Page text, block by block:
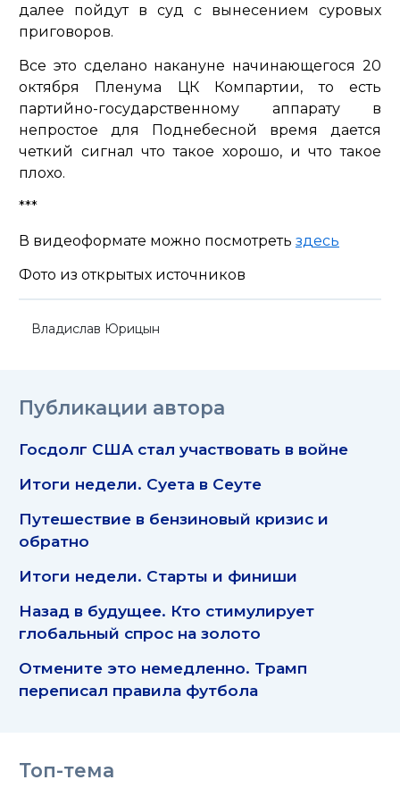
далее пойдут в суд с вынесением суровых
приговоров.
Все это сделано накануне начинающегося 20
октября Пленума ЦК Компартии, то есть
партийно-государственному аппарату в
непростое для Поднебесной время дается
четкий сигнал что такое хорошо, и что такое
плохо.
***
В видеоформате можно посмотреть здесь
Фото из открытых источников
Владислав Юрицын
Публикации автора
Госдолг США стал участвовать в войне
Итоги недели. Суета в Сеуте
Путешествие в бензиновый кризис и
обратно
Итоги недели. Старты и финиши
Назад в будущее. Кто стимулирует
глобальный спрос на золото
Отмените это немедленно. Трамп
переписал правила футбола
Топ-тема